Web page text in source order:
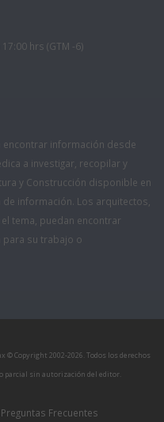
hrs (GTM -6)
información desde
a investigar, recopilar y
y Construcción disponible en
información. Los arquitectos,
tema, puedan encontrar
para su trabajo o
© Copyright 2002-2026. Todos los derechos
parcial sin autorización del editor.
Preguntas Frecuentes